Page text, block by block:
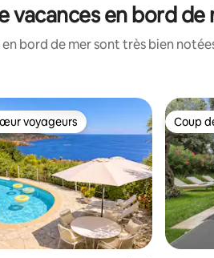
vacances en bord
bord de mer sont très bien
voyageurs les plus appréciés
voyageurs Coup
Coup